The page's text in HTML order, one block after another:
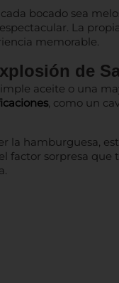
bocado sea
La
memorable.
de
aceite o una
, como un
la hamburguesa,
factor sorpresa que